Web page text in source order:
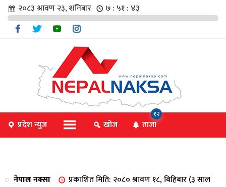
२०८३ श्रावण २३, शनिबार ७ : ५१ : ४४
प्रदेश न्युज खोज ताजा
१२
नेपाल नक्सा
प्रकाशित मिति: २०८० श्रावण १८, बिहिबार (३ साल